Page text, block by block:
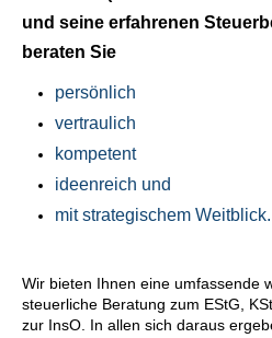
und seine erfahrenen
beraten Sie
persönlich
vertraulich
kompetent
ideenreich und
mit strategischem Weitblick.
Wir bieten Ihnen eine umfassende
steuerliche Beratung zum EStG,
zur InsO. In allen sich daraus